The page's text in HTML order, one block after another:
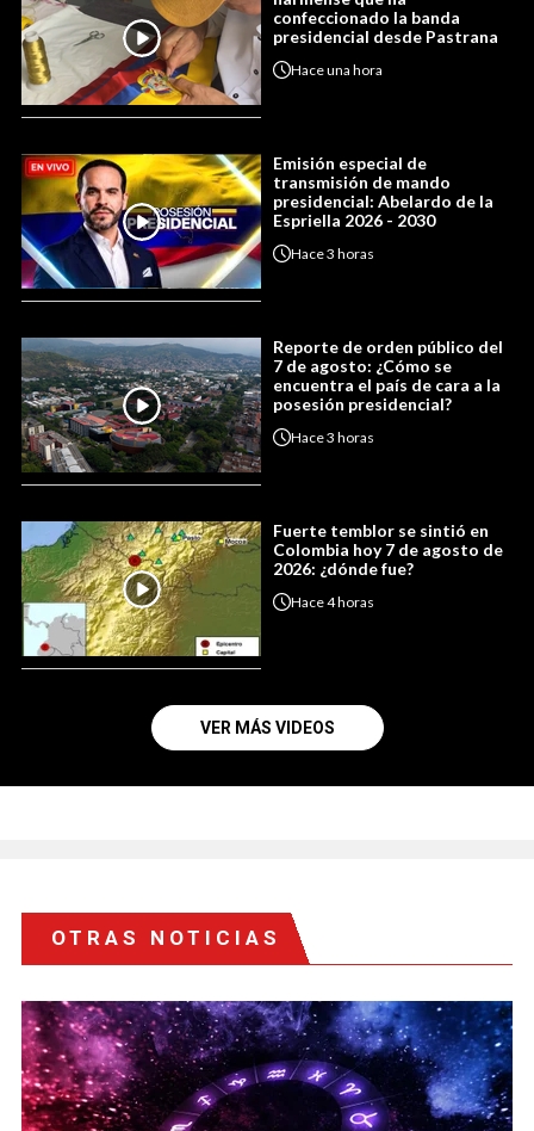
confeccionado la banda
presidencial desde Pastrana
Haceuna hora
Emisión especial de
transmisión de mando
presidencial: Abelardo de la
Espriella 2026 - 2030
Hace3 horas
Reporte de orden público del
7 de agosto: ¿Cómo se
encuentra el país de cara a la
posesión presidencial?
Hace3 horas
Fuerte temblor se sintió en
Colombia hoy 7 de agosto de
2026: ¿dónde fue?
Hace4 horas
VER MÁS VIDEOS
OTRAS NOTICIAS